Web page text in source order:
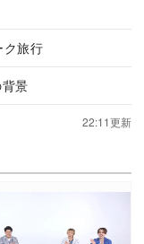
ク旅行
景
22:11更新